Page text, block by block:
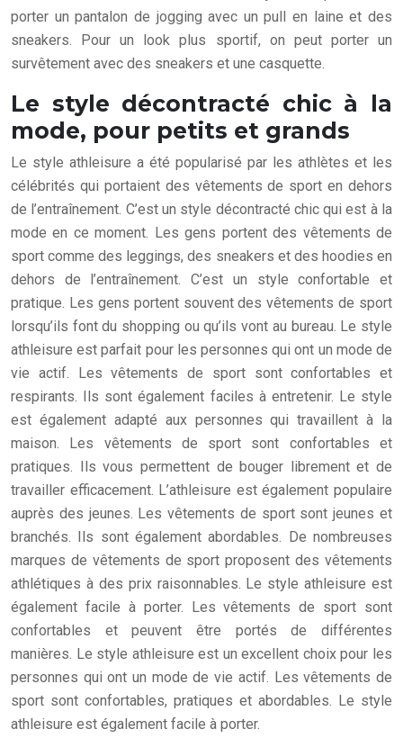
porter un pantalon de jogging avec un pull en laine et des
sneakers. Pour un look plus sportif, on peut porter un
survêtement avec des sneakers et une casquette.
Le style décontracté chic à la
mode, pour petits et grands
Le style athleisure a été popularisé par les athlètes et les
célébrités qui portaient des vêtements de sport en dehors
de l’entraînement. C’est un style décontracté chic qui est à la
mode en ce moment. Les gens portent des vêtements de
sport comme des leggings, des sneakers et des hoodies en
dehors de l’entraînement. C’est un style confortable et
pratique. Les gens portent souvent des vêtements de sport
lorsqu’ils font du shopping ou qu’ils vont au bureau. Le style
athleisure est parfait pour les personnes qui ont un mode de
vie actif. Les vêtements de sport sont confortables et
respirants. Ils sont également faciles à entretenir. Le style
est également adapté aux personnes qui travaillent à la
maison. Les vêtements de sport sont confortables et
pratiques. Ils vous permettent de bouger librement et de
travailler efficacement. L’athleisure est également populaire
auprès des jeunes. Les vêtements de sport sont jeunes et
branchés. Ils sont également abordables. De nombreuses
marques de vêtements de sport proposent des vêtements
athlétiques à des prix raisonnables. Le style athleisure est
également facile à porter. Les vêtements de sport sont
confortables et peuvent être portés de différentes
manières. Le style athleisure est un excellent choix pour les
personnes qui ont un mode de vie actif. Les vêtements de
sport sont confortables, pratiques et abordables. Le style
athleisure est également facile à porter.